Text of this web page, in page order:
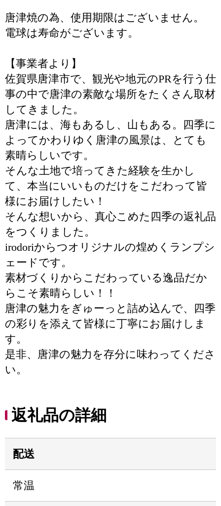
唐津焼の為、使用期限はございません。
電球は寿命がございます。
【事業者より】
佐賀県唐津市で、観光や地元のPRを行う仕
事の中で唐津の素敵な場所をたくさん取材
してきました。
唐津には、海もあるし、山もある。四季に
よってかわりゆく唐津の風景は、とても
素晴らしいです。
そんな土地で培ってきた経験を生かし
て、本当にいいものだけをこだわって皆
様にお届けしたい！
そんな想いから、真心こめた四季の返礼品
をつくりました。
irodoriからつオリジナルの煌めくランプシ
ェードです。
素材づくりからこだわっている逸品だか
らこそ素晴らしい！！
唐津の魅力をぎゅーっと詰め込んで、四季
の彩りを添えて皆様に丁寧にお届けしま
す。
是非、唐津の魅力を存分に味わってくださ
い。
返礼品の詳細
配送
常温